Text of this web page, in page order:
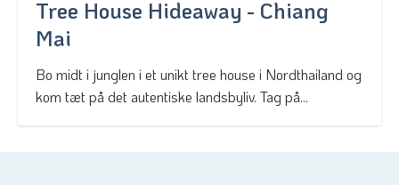
Tree House Hideaway - Chiang
Mai
Bo midt i junglen i et unikt tree house i Nordthailand og
kom tæt på det autentiske landsbyliv. Tag på...